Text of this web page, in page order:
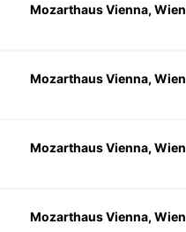
Mozarthaus Vienna, Wien
Mozarthaus Vienna, Wien
Mozarthaus Vienna, Wien
Mozarthaus Vienna, Wien